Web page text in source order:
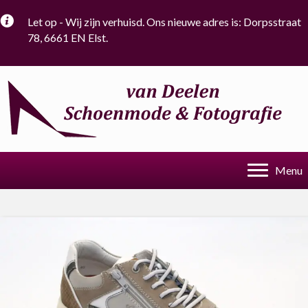
Let op - Wij zijn verhuisd. Ons nieuwe adres is: Dorpsstraat
78, 6661 EN Elst.
Menu